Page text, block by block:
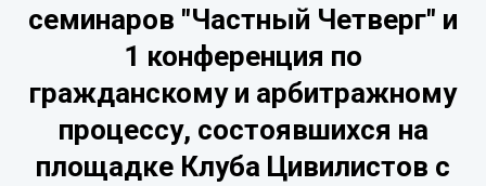
семинаров "Частный Четверг" и
1 конференция по
гражданскому и арбитражному
процессу, состоявшихся на
площадке Клуба Цивилистов с